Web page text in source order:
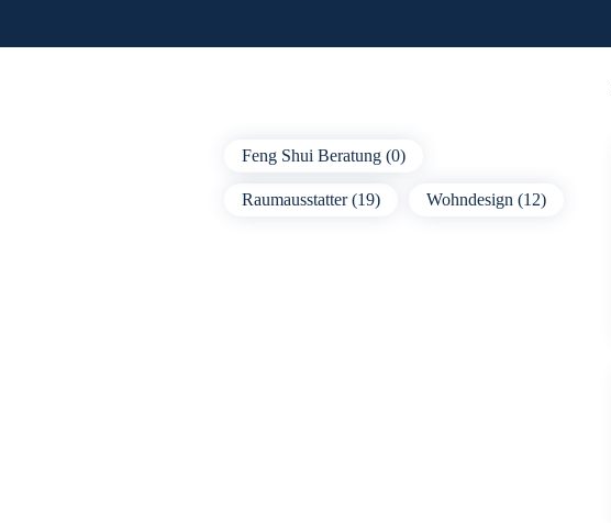
Feng Shui Beratung (0)
Raumausstatter (19) Wohndesign (12)